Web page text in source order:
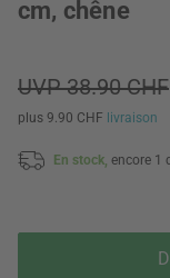
cm, chêne
UVP 38.90 CHF
plus 9.90 CHF livraison
En stock, encore 1